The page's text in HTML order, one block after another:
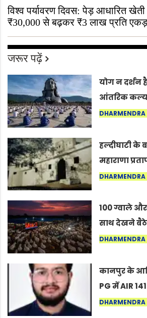
विश्व पर्यावरण दिवस: पेड़ आधारित
₹30,000 से बढ़कर ₹3 लाख प्रति
जरूर पढ़ें
योग न दर्शन
आंतरिक
अंतरराष्ट्रीय
हल्दीघाटी के
महाराणा
का वह
100 ग्वाले
साथ देखने बैठे
नागपुर में
कर सकते हैं”
कानपुर के
PG में AIR
शहर का मान